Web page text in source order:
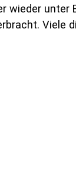
wieder
Viele